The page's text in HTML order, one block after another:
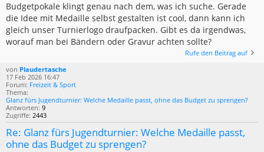
Budgetpokale klingt genau nach dem, was ich suche. Gerade
die Idee mit Medaille selbst gestalten ist cool, dann kann ich
gleich unser Turnierlogo draufpacken. Gibt es da irgendwas,
worauf man bei Bändern oder Gravur achten sollte?
Rufe den Beitrag auf
von Plaudertasche
17 Feb 2026 16:47
Forum: Freizeit & Sport
Thema:
Glanz fürs Jugendturnier: Welche Medaille passt, ohne das Budget zu sprengen?
Antworten: 9
Zugriffe: 2443
Re: Glanz fürs Jugendturnier: Welche Medaille passt,
ohne das Budget zu sprengen?